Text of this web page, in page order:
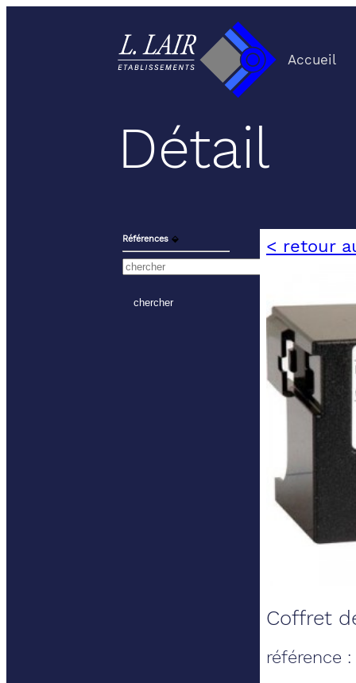
Accueil
Détail
Références ⬙ < retour
Coffret
référence :